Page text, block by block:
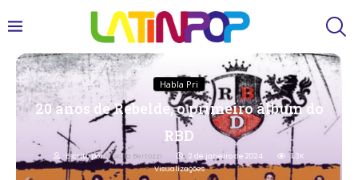
Habla Pri
20 anos de Rebelde, o primeiro álbum do
RBD
Escrito porPriscila Bertozzi 2 de janeiro de 2024
1,3K
Visualizações